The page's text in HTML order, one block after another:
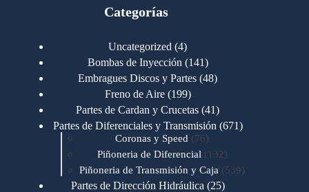
Categorías
Uncategorized 44
productos
Bombas de Inyección 141141
productos
Embragues Discos y Partes 4848
Freno de Aire 199199
productos
Partes de Cardan y Crucetas 4141
productos
Partes de Diferenciales y Transmisión 671671
Coronas y Speed 7676
productos
Piñoneria de Diferencial 132 132
productos
Piñoneria de Transmisión y Caja 539539
Partes de Dirección Hidráulica 2525